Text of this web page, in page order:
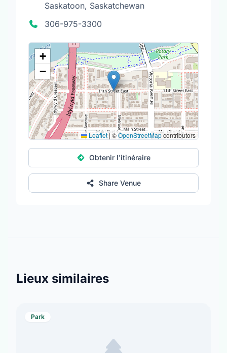
Saskatoon, Saskatchewan
306-975-3300
+
−
Leaflet | ©OpenStreetMapcontributors
Obtenir l'itinéraire
Share Venue
Lieux similaires
Park